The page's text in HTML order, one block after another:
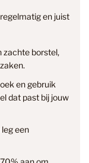
en juist
zachte borstel,
en gebruik
dat past bij jouw
een